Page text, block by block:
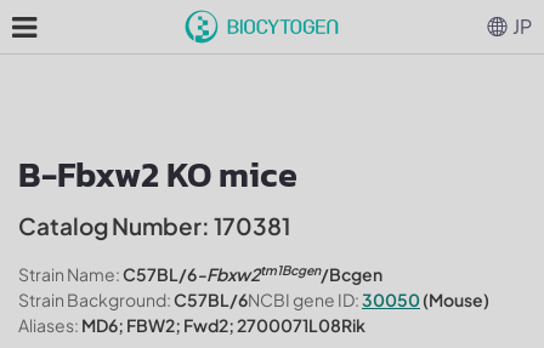
B-Fbxw2 KO mice
Catalog Number: 170381
Strain Name:C57BL/6-Fbxw2tm1Bcgen/Bcgen
Strain Background:C57BL/6NCBI gene ID:30050(Mouse)
Aliases: MD6; FBW2; Fwd2; 2700071L08Rik
JP